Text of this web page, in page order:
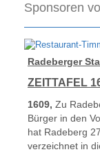
Sponsoren
Radeberger
ZEITTAFEL
1609, Zu
Bürger in den
hat Radeberg
verzeichnet in